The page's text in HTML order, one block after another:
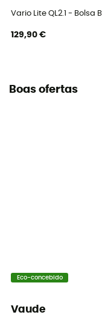
Vario Lite QL2.1 - Bolsa
129,90 €
Boas ofertas
Eco-concebido
Vaude